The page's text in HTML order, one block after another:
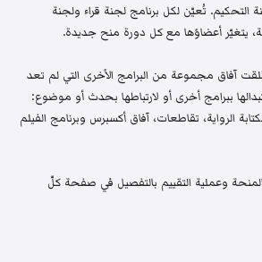
التحكيم. تُعيّن لكل برنامج لجنة قراء ولجنة
يتغيّر أعضاؤها مع كل دورة منح جديدة.
آفاق مجموعة من البرامج الأخرى التي لم تعد
ببرامج أخرى أو لارتباطها بحدث أو موضوع:
الرواية، تقاطعات، آفاق أكسبرس وبرنامج الفيلم
وعملية التقييم بالتفصيل في صفحة كلّ